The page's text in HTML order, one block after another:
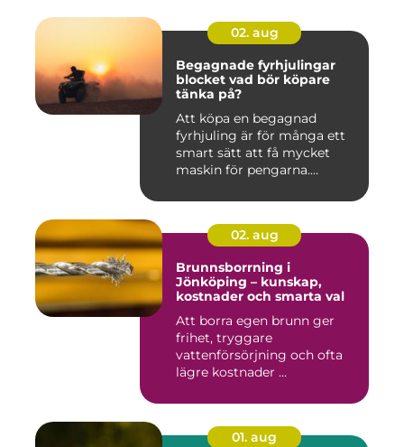
02. aug
Begagnade fyrhjulingar
blocket vad bör köpare
tänka på?
Att köpa en begagnad
fyrhjuling är för många ett
smart sätt att få mycket
maskin för pengarna.
02. aug
Brunnsborrning i
Jönköping – kunskap,
kostnader och smarta val
Att borra egen brunn ger
frihet, tryggare
vattenförsörjning och ofta
lägre kostnader ...
01. aug